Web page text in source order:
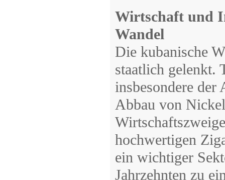
Wirtschaft und
Wandel
Die kubanische
staatlich gelenkt.
insbesondere
Abbau von
hochwertigen
ein wichtiger
Jahrzehnten zu